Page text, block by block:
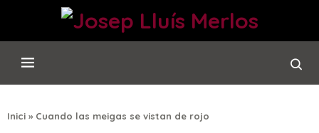
Inici » Cuando las meigas se vistan de rojo